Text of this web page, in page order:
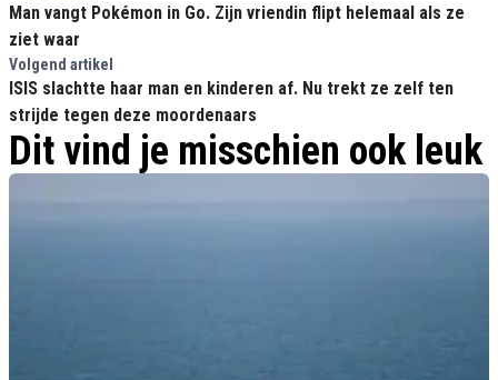
Man vangt Pokémon in Go. Zijn vriendin flipt helemaal als ze
ziet waar
Volgend artikel
ISIS slachtte haar man en kinderen af. Nu trekt ze zelf ten
strijde tegen deze moordenaars
Dit vind je misschien ook leuk